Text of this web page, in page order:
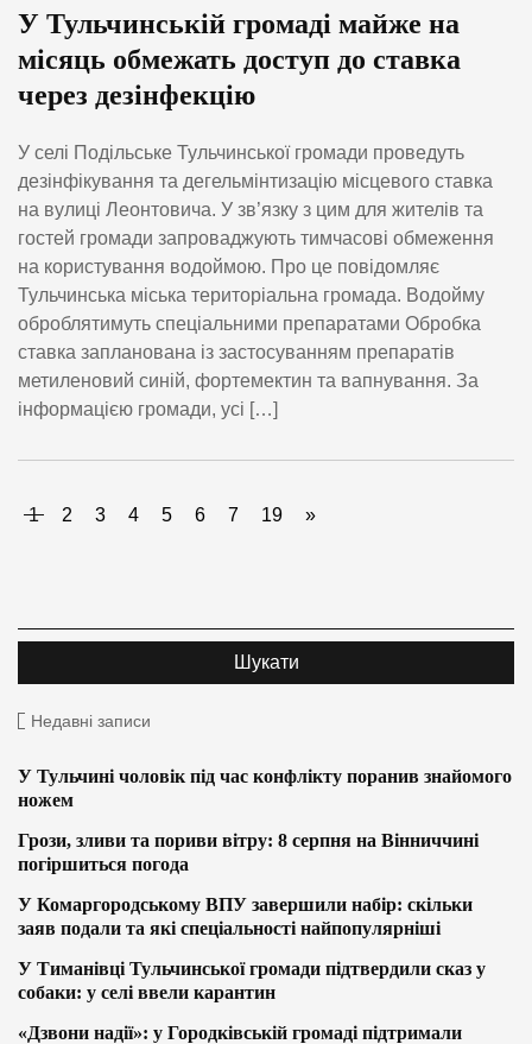
У Тульчинській громаді майже на
місяць обмежать доступ до ставка
через дезінфекцію
У селі Подільське Тульчинської громади проведуть
дезінфікування та дегельмінтизацію місцевого ставка
на вулиці Леонтовича. У зв’язку з цим для жителів та
гостей громади запроваджують тимчасові обмеження
на користування водоймою. Про це повідомляє
Тульчинська міська територіальна громада. Водойму
оброблятимуть спеціальними препаратами Обробка
ставка запланована із застосуванням препаратів
метиленовий синій, фортемектин та вапнування. За
інформацією громади, усі […]
1 2 3 4 5 6 7 19 »
Недавні записи
У Тульчині чоловік під час конфлікту поранив знайомого
ножем
Грози, зливи та пориви вітру: 8 серпня на Вінниччині
погіршиться погода
У Комаргородському ВПУ завершили набір: скільки
заяв подали та які спеціальності найпопулярніші
У Тиманівці Тульчинської громади підтвердили сказ у
собаки: у селі ввели карантин
«Дзвони надії»: у Городківській громаді підтримали